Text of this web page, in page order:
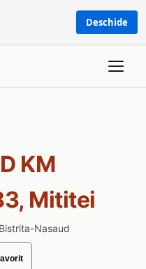
Deschide
KM
Mititei
Nasaud